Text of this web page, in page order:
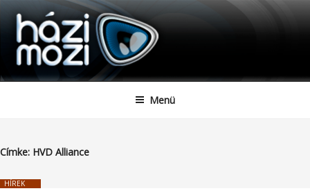
Tartalomhoz
HAZIMOZI
Menü
Címke: HVD Alliance
HÍREK